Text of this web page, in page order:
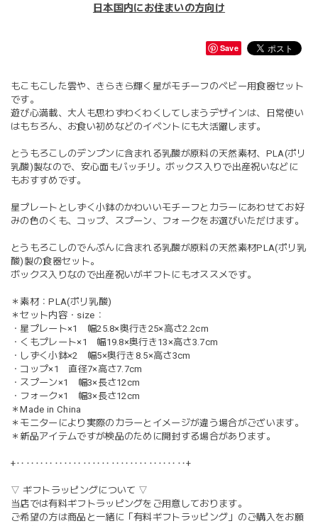
日本国内にお住まいの方向け
Save
もこもこした雲や、きらきら輝く星がモチーフのベビー用食器セット
です。
遊び心満載、大人も思わずわくわくしてしまうデザインは、日常使い
はもちろん、お食い初めなどのイベントにも大活躍します。
とうもろこしのデンプンに含まれる乳酸が原料の天然素材、PLA(ポリ
乳酸)製なので、安心面もバッチリ。ボックス入りで出産祝いなどに
もおすすめです。
星プレートとしずく小鉢のかわいいモチーフとカラーにあわせてお好
みの色のくも、コップ、スプーン、フォークをお選びいただけます。
とうもろこしのでんぷんに含まれる乳酸が原料の天然素材PLA(ポリ乳
酸)製の食器セット。
ボックス入りなので出産祝いがギフトにもオススメです。
＊素材：PLA(ポリ乳酸)
＊セット内容・size：
・星プレート×1 幅25.8×奥行き25×高さ2.2cm
・くもプレート×1 幅19.8×奥行き13×高さ3.7cm
・しずく小鉢×2 幅5×奥行き8.5×高さ3cm
・コップ×1 直径7×高さ7.7cm
・スプーン×1 幅3×長さ12cm
・フォーク×1 幅3×長さ12cm
＊Made in China
＊モニターにより実際のカラーとイメージが違う場合がございます。
＊新品アイテムですが検品のために開封する場合があります。
+‥‥‥‥‥‥‥‥‥‥‥‥‥‥‥‥‥‥+
▽ ギフトラッピングについて ▽
当店では有料ギフトラッピングをご用意しております。
ご希望の方は商品と一緒に「有料ギフトラッピング」のご購入をお願